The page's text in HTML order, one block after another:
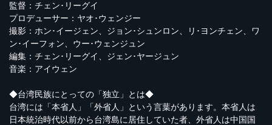
監督：チェン･リーグイ
プロデューサー：ヤオ･ウェンジー
撮影：ホン･イージェン、ジョン･シュンロン、リ･ヨンチェン、ワ
ン･イーフォン、ウー･ウェンジュン
編集：チェン･リーグイ、ジェン･ヤージュン
音楽：アイウェン
◆台湾民族にとっての「独立」とは◆
台湾には「本省人」「外省人」という言葉があります。本省人は
日本統治時代以前から台湾島に居住していた者、外省人は中国国